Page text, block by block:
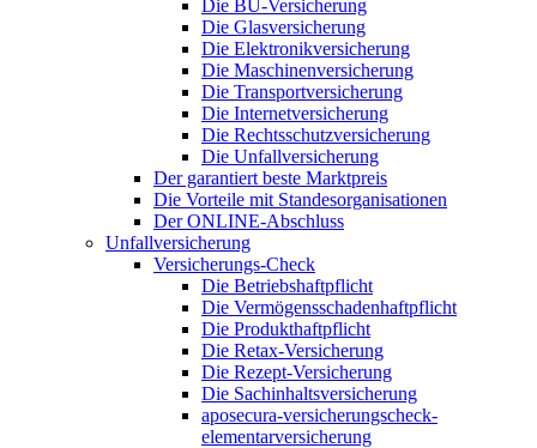
Die BU-Versicherung
Die Glasversicherung
Die Elektronikversicherung
Die Maschinenversicherung
Die Transportversicherung
Die Internetversicherung
Die Rechtsschutzversicherung
Die Unfallversicherung
Der garantiert beste Marktpreis
Die Vorteile mit Standesorganisationen
Der ONLINE-Abschluss
Unfallversicherung
Versicherungs-Check
Die Betriebshaftpflicht
Die Vermögensschadenhaftpflicht
Die Produkthaftpflicht
Die Retax-Versicherung
Die Rezept-Versicherung
Die Sachinhaltsversicherung
aposecura-versicherungscheck-
elementarversicherung